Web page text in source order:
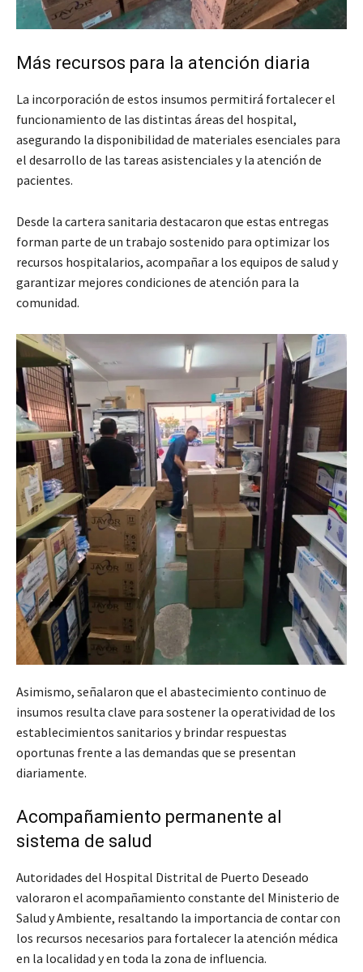
Más recursos para la atención diaria
La incorporación de estos insumos permitirá fortalecer el
funcionamiento de las distintas áreas del hospital,
asegurando la disponibilidad de materiales esenciales para
el desarrollo de las tareas asistenciales y la atención de
pacientes.
Desde la cartera sanitaria destacaron que estas entregas
forman parte de un trabajo sostenido para optimizar los
recursos hospitalarios, acompañar a los equipos de salud y
garantizar mejores condiciones de atención para la
comunidad.
Asimismo, señalaron que el abastecimiento continuo de
insumos resulta clave para sostener la operatividad de los
establecimientos sanitarios y brindar respuestas
oportunas frente a las demandas que se presentan
diariamente.
Acompañamiento permanente al
sistema de salud
Autoridades del Hospital Distrital de Puerto Deseado
valoraron el acompañamiento constante del Ministerio de
Salud y Ambiente, resaltando la importancia de contar con
los recursos necesarios para fortalecer la atención médica
en la localidad y en toda la zona de influencia.